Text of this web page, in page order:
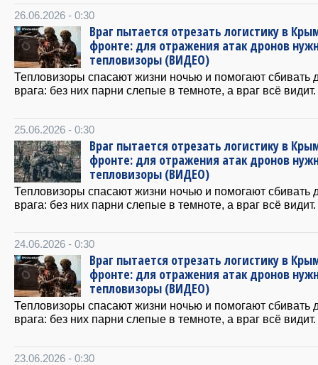
26.06.2026 - 0:30
Враг пытается отрезать логистику в
фронте: для отражения атак дронов
тепловизоры (ВИДЕО)
Тепловизоры спасают жизни ночью и помогают сбивать
врага: без них парни слепые в темноте, а враг всё видит.
25.06.2026 - 0:30
Враг пытается отрезать логистику в
фронте: для отражения атак дронов
тепловизоры (ВИДЕО)
Тепловизоры спасают жизни ночью и помогают сбивать
врага: без них парни слепые в темноте, а враг всё видит.
24.06.2026 - 0:30
Враг пытается отрезать логистику в
фронте: для отражения атак дронов
тепловизоры (ВИДЕО)
Тепловизоры спасают жизни ночью и помогают сбивать
врага: без них парни слепые в темноте, а враг всё видит.
23.06.2026 - 0:30